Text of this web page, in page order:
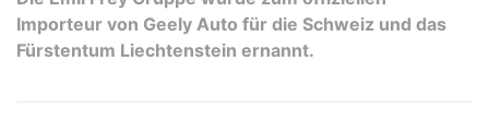
Importeur von Geely Auto für die Schweiz und das
Fürstentum Liechtenstein ernannt.